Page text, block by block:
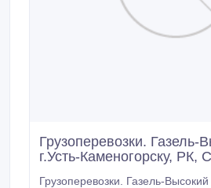
Грузоперевозки. Газель-
г.Усть-Каменогорску, РК,
Грузоперевозки. Газель-Высокий